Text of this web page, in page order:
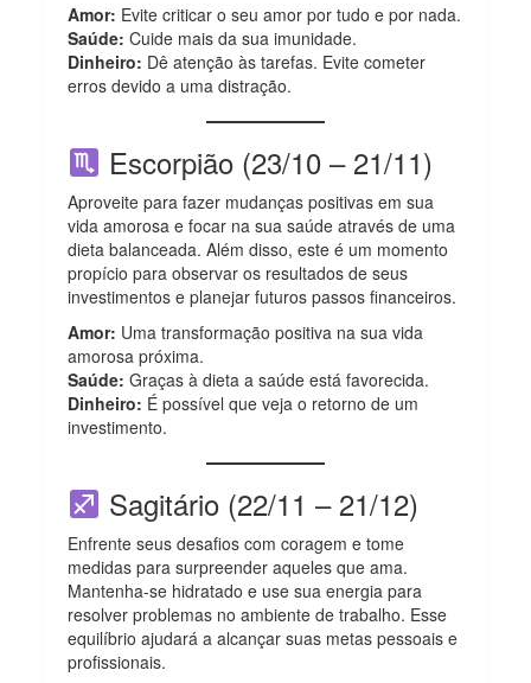
Amor: Evite criticar o seu amor por tudo e por nada.
Saúde: Cuide mais da sua imunidade.
Dinheiro: Dê atenção às tarefas. Evite cometer
erros devido a uma distração.
Escorpião (23/10 – 21/11)
Aproveite para fazer mudanças positivas em sua
vida amorosa e focar na sua saúde através de uma
dieta balanceada. Além disso, este é um momento
propício para observar os resultados de seus
investimentos e planejar futuros passos financeiros.
Amor: Uma transformação positiva na sua vida
amorosa próxima.
Saúde: Graças à dieta a saúde está favorecida.
Dinheiro: É possível que veja o retorno de um
investimento.
Sagitário (22/11 – 21/12)
Enfrente seus desafios com coragem e tome
medidas para surpreender aqueles que ama.
Mantenha-se hidratado e use sua energia para
resolver problemas no ambiente de trabalho. Esse
equilíbrio ajudará a alcançar suas metas pessoais e
profissionais.